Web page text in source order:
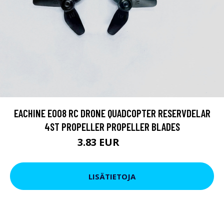
EACHINE E008 RC DRONE QUADCOPTER RESERVDELAR
4ST PROPELLER PROPELLER BLADES
3.83 EUR
LISÄTIETOJA